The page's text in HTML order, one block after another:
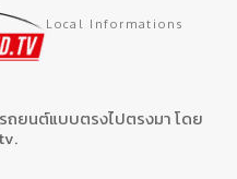
Local Informations
รถยนต์แบบตรงไปตรงมา โดย